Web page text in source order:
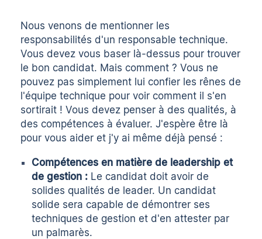
Nous venons de mentionner les
responsabilités d'un responsable technique.
Vous devez vous baser là-dessus pour trouver
le bon candidat. Mais comment ? Vous ne
pouvez pas simplement lui confier les rênes de
l'équipe technique pour voir comment il s'en
sortirait ! Vous devez penser à des qualités, à
des compétences à évaluer. J'espère être là
pour vous aider et j'y ai même déjà pensé :
Compétences en matière de leadership et
de gestion : Le candidat doit avoir de
solides qualités de leader. Un candidat
solide sera capable de démontrer ses
techniques de gestion et d'en attester par
un palmarès.